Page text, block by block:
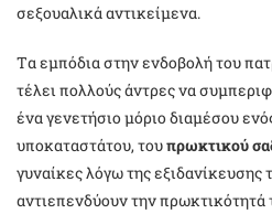
σεξουαλικά αντικείμενα.
Tα εμπόδια στην ενδοβολή του
τέλει πολλούς άντρες να
ένα γενετήσιο μόριο διαμέσου
υποκαταστάτου, τουπρωκτικού
γυναίκες λόγω της
αντιεπενδύουν την πρωκτικότητά